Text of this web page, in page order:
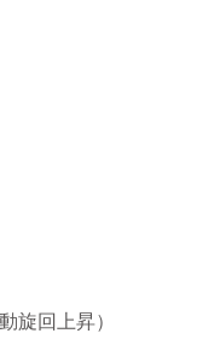
旋回上昇）